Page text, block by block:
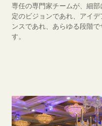
専任の専門家チームが、細
定のビジョンであれ、アイ
ンスであれ、あらゆる段階
す。